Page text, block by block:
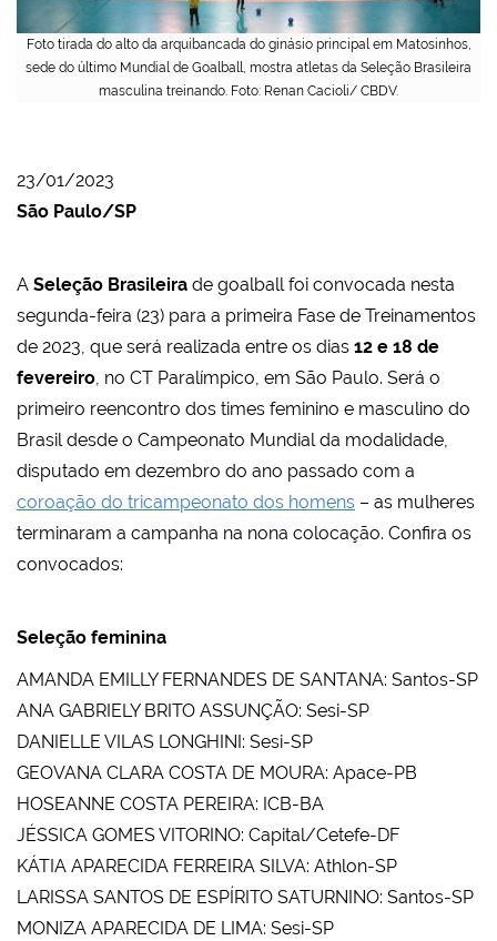
Foto tirada do alto da arquibancada do ginásio principal em Matosinhos,
sede do último Mundial de Goalball, mostra atletas da Seleção Brasileira
masculina treinando. Foto: Renan Cacioli/ CBDV.
23/01/2023
São Paulo/SP
A Seleção Brasileira de goalball foi convocada nesta
segunda-feira (23) para a primeira Fase de Treinamentos
de 2023, que será realizada entre os dias 12 e 18 de
fevereiro, no CT Paralímpico, em São Paulo. Será o
primeiro reencontro dos times feminino e masculino do
Brasil desde o Campeonato Mundial da modalidade,
disputado em dezembro do ano passado com a
coroação do tricampeonato dos homens – as mulheres
terminaram a campanha na nona colocação. Confira os
convocados:
Seleção feminina
AMANDA EMILLY FERNANDES DE SANTANA: Santos-SP
ANA GABRIELY BRITO ASSUNÇÃO: Sesi-SP
DANIELLE VILAS LONGHINI: Sesi-SP
GEOVANA CLARA COSTA DE MOURA: Apace-PB
HOSEANNE COSTA PEREIRA: ICB-BA
JÉSSICA GOMES VITORINO: Capital/Cetefe-DF
KÁTIA APARECIDA FERREIRA SILVA: Athlon-SP
LARISSA SANTOS DE ESPÍRITO SATURNINO: Santos-SP
MONIZA APARECIDA DE LIMA: Sesi-SP